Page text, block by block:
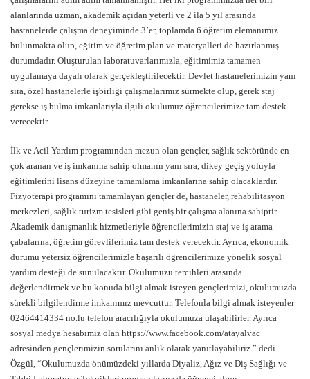
alanlarında uzman, akademik açıdan yeterli ve 2 ila 5 yıl arasında
hastanelerde çalışma deneyiminde 3’er, toplamda 6 öğretim elemanımız
bulunmakta olup, eğitim ve öğretim plan ve materyalleri de hazırlanmış
durumdadır. Oluşturulan laboratuvarlarımızla, eğitimimiz tamamen
uygulamaya dayalı olarak gerçekleştirilecektir. Devlet hastanelerimizin yanı
sıra, özel hastanelerle işbirliği çalışmalarımız sürmekte olup, gerek staj
gerekse iş bulma imkanlarıyla ilgili okulumuz öğrencilerimize tam destek
verecektir.
İlk ve Acil Yardım programından mezun olan gençler, sağlık sektöründe en
çok aranan ve iş imkanına sahip olmanın yanı sıra, dikey geçiş yoluyla
eğitimlerini lisans düzeyine tamamlama imkanlarına sahip olacaklardır.
Fizyoterapi programını tamamlayan gençler de, hastaneler, rehabilitasyon
merkezleri, sağlık turizm tesisleri gibi geniş bir çalışma alanına sahiptir.
Akademik danışmanlık hizmetleriyle öğrencilerimizin staj ve iş arama
çabalarına, öğretim görevlilerimiz tam destek verecektir. Ayrıca, ekonomik
durumu yetersiz öğrencilerimizle başarılı öğrencilerimize yönelik sosyal
yardım desteği de sunulacaktır. Okulumuzu tercihleri arasında
değerlendirmek ve bu konuda bilgi almak isteyen gençlerimizi, okulumuzda
sürekli bilgilendirme imkanımız mevcuttur. Telefonla bilgi almak isteyenler
02464414334 no.lu telefon aracılığıyla okulumuza ulaşabilirler. Ayrıca
sosyal medya hesabımız olan https://www.facebook.com/atayalvac
adresinden gençlerimizin sorularını anlık olarak yanıtlayabiliriz.” dedi.
Özgül, “Okulumuzda önümüzdeki yıllarda Diyaliz, Ağız ve Diş Sağlığı ve